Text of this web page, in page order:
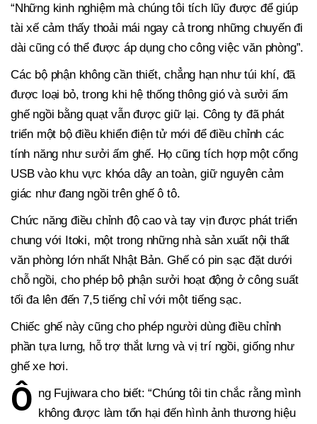
“Những kinh nghiệm mà chúng tôi tích lũy được để giúp
tài xế cảm thấy thoải mái ngay cả trong những chuyến đi
dài cũng có thể được áp dụng cho công việc văn phòng”.
Các bộ phận không cần thiết, chẳng hạn như túi khí, đã
được loại bỏ, trong khi hệ thống thông gió và sưởi ấm
ghế ngồi bằng quạt vẫn được giữ lại. Công ty đã phát
triển một bộ điều khiển điện tử mới để điều chỉnh các
tính năng như sưởi ấm ghế. Họ cũng tích hợp một cổng
USB vào khu vực khóa dây an toàn, giữ nguyên cảm
giác như đang ngồi trên ghế ô tô.
Chức năng điều chỉnh độ cao và tay vịn được phát triển
chung với Itoki, một trong những nhà sản xuất nội thất
văn phòng lớn nhất Nhật Bản. Ghế có pin sạc đặt dưới
chỗ ngồi, cho phép bộ phận sưởi hoạt động ở công suất
tối đa lên đến 7,5 tiếng chỉ với một tiếng sạc.
Chiếc ghế này cũng cho phép người dùng điều chỉnh
phần tựa lưng, hỗ trợ thắt lưng và vị trí ngồi, giống như
ghế xe hơi.
Ô ng Fujiwara cho biết: “Chúng tôi tin chắc rằng mình
không được làm tổn hại đến hình ảnh thương hiệu